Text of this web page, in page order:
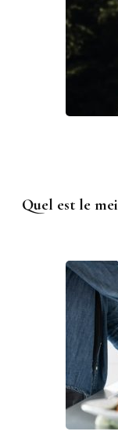
Quel est le